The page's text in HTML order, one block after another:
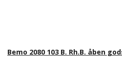
Bemo 2080 103 B. Rh.B. åben